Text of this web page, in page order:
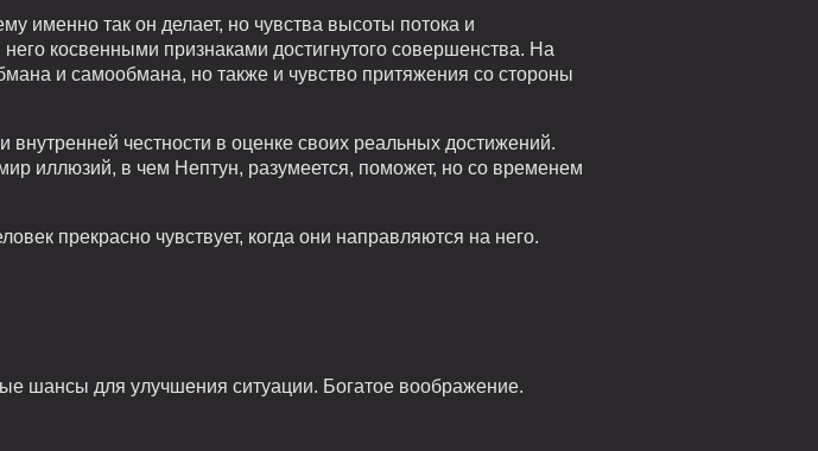
именно так он делает, но чувства высоты потока и
косвенными признаками достигнутого совершенства. На
и самообмана, но также и чувство притяжения со стороны
честности в оценке своих реальных достижений.
иллюзий, в чем Нептун, разумеется, поможет, но со временем
прекрасно чувствует, когда они направляются на него.
шансы для улучшения ситуации. Богатое воображение.